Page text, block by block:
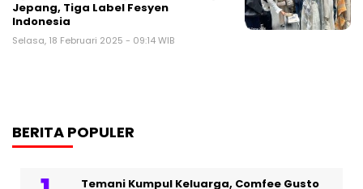
Jepang, Tiga Label Fesyen
Indonesia
Selasa, 18 Februari 2025 - 09:14 WIB
BERITA POPULER
Temani Kumpul Keluarga, Comfee Gusto